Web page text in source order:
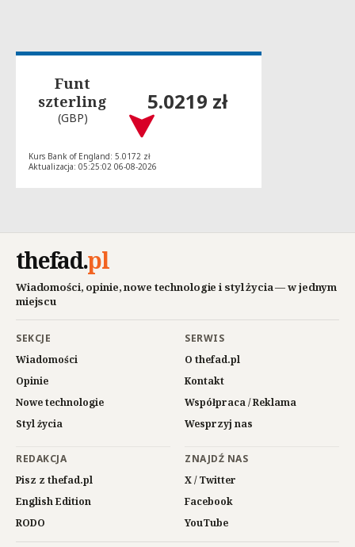
Funt
szterling
(GBP)
5.0219 zł
Kurs Bank of England: 5.0172 zł
Aktualizacja: 05:25:02 06-08-2026
thefad.pl
Wiadomości, opinie, nowe technologie i styl życia — w jednym
miejscu
SEKCJE
Wiadomości
Opinie
Nowe technologie
Styl życia
SERWIS
O thefad.pl
Kontakt
Współpraca / Reklama
Wesprzyj nas
REDAKCJA
Pisz z thefad.pl
English Edition
RODO
ZNAJDŹ NAS
X / Twitter
Facebook
YouTube